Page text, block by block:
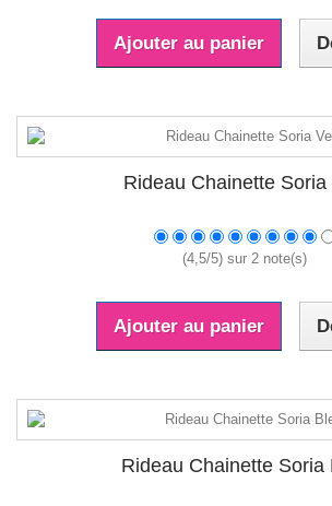
Ajouter au panier
Rideau Chainette Soria
(4,5/5) sur 2 note(s)
Ajouter au panier
Rideau Chainette Soria